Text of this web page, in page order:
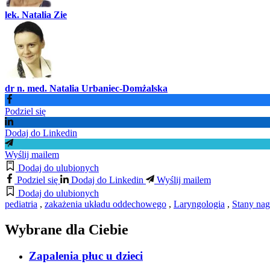
lek. Natalia Zie
dr n. med. Natalia Urbaniec-Domżalska
Podziel się
Dodaj do Linkedin
Wyślij mailem
Dodaj do ulubionych
Podziel się
Dodaj do Linkedin
Wyślij mailem
Dodaj do ulubionych
pediatria , zakażenia układu oddechowego , Laryngologia , Stany
Wybrane dla Ciebie
Zapalenia płuc u dzieci